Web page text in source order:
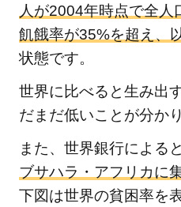
不十分
なイン
蔓延す
る汚職
国際的
な援助
の存在
人が2004年時点で全
飢餓率が35%を超え、
状態です。
世界に比べると生み出
だまだ低いことが分か
また、世界銀行によると
ブサハラ・アフリカに
下図は世界の貧困率を